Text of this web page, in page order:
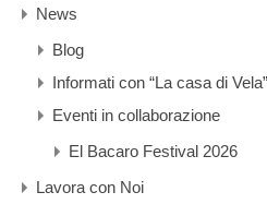
News
Blog
Informati con “La casa di Vela”
Eventi in collaborazione
El Bacaro Festival 2026
Lavora con Noi